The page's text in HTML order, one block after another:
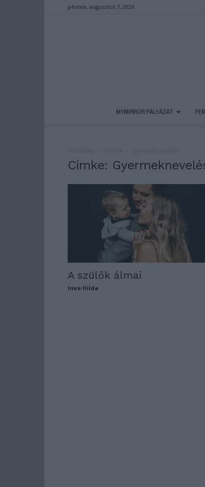
péntek, augusztus 7, 2026
MYMIRROR PÁLYÁZAT
Címke:
A szülők álmai
Imre Hilda